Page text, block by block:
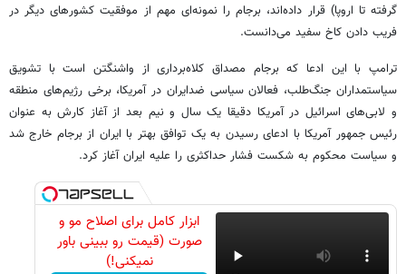
گرفته تا اروپا) قرار داده‌اند، برجام را نمونه‌ای مهم از موفقیت کشورهای دیگر در
فریب دادن کاخ سفید می‌دانست.
ترامپ با این ادعا که برجام مصداق کلاه‌برداری از واشنگتن است با تشویق
سیاستمداران جنگ‌طلب، فعالان سیاسی ضدایران در آمریکا، برخی رژیم‌های منطقه
و لابی‌های اسرائیل در آمریکا دقیقا یک سال و نیم بعد از آغاز کارش به عنوان
رئیس جمهور آمریکا با ادعای رسیدن به یک توافق بهتر با ایران از برجام خارج شد
و سیاست محکوم به شکست فشار حداکثری را علیه ایران آغاز کرد.
ابزار کامل برای اصلاح مو و
صورت (قیمت رو ببینی باور
نمیکنی!)